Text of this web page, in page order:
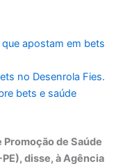
apostam em bets
no Desenrola Fies.
bets e saúde
de Saúde
disse, à Agência